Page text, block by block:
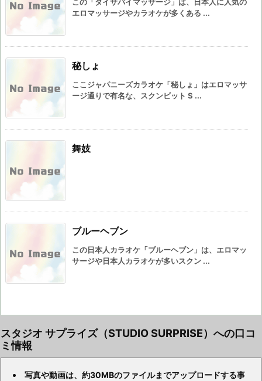
エロマッサージやカラオケが多くある ...
秘しょ
ここジャパニーズカラオケ「秘しょ」はエロマッサ
ージ通りで有名な、スクンビット S ...
舞妓
ブルーヘブン
この日本人カラオケ「ブルーヘブン」は、エロマッ
サージや日本人カラオケが多いスクン ...
スタジオ サプライズ（STUDIO SURPRISE）への口コ
ミ情報
写真や動画は、約30MBのファイルまでアップロードする事